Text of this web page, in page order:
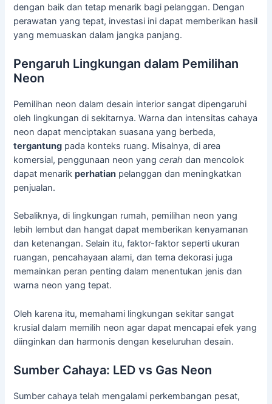
dengan baik dan tetap menarik bagi pelanggan. Dengan
perawatan yang tepat, investasi ini dapat memberikan hasil
yang memuaskan dalam jangka panjang.
Pengaruh Lingkungan dalam Pemilihan
Neon
Pemilihan neon dalam desain interior sangat dipengaruhi
oleh lingkungan di sekitarnya. Warna dan intensitas cahaya
neon dapat menciptakan suasana yang berbeda,
tergantung pada konteks ruang. Misalnya, di area
komersial, penggunaan neon yangcerah dan mencolok
dapat menarikperhatian pelanggan dan meningkatkan
penjualan.
Sebaliknya, di lingkungan rumah, pemilihan neon yang
lebih lembut dan hangat dapat memberikan kenyamanan
dan ketenangan. Selain itu, faktor-faktor seperti ukuran
ruangan, pencahayaan alami, dan tema dekorasi juga
memainkan peran penting dalam menentukan jenis dan
warna neon yang tepat.
Oleh karena itu, memahami lingkungan sekitar sangat
krusial dalam memilih neon agar dapat mencapai efek yang
diinginkan dan harmonis dengan keseluruhan desain.
Sumber Cahaya: LED vs Gas Neon
Sumber cahaya telah mengalami perkembangan pesat,